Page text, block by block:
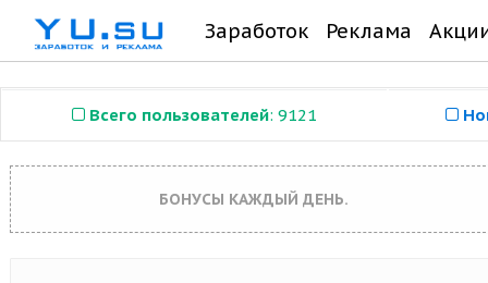
Заработок Реклама
Всего пользователей: 9121
БОНУСЫ КАЖДЫЙ ДЕНЬ.